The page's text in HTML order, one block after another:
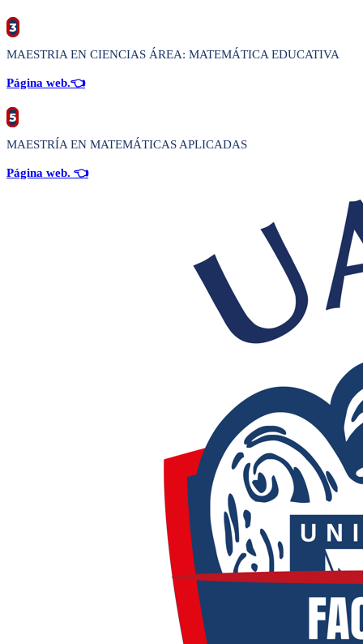
3
MAESTRIA EN CIENCIAS ÁREA: MATEMÁTICA EDUCATIVA
Página web.👈
5
MAESTRÍA EN MATEMÁTICAS APLICADAS
Página web. 👈